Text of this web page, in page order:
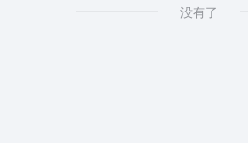
没有了